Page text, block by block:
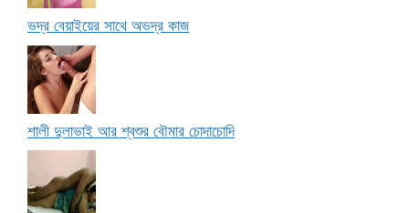
ভদ্র বেয়াইয়ের সাথে অভদ্র কাজ
শালী দুলাভাই আর শ্বশুর বৌমার চোদাচোদি